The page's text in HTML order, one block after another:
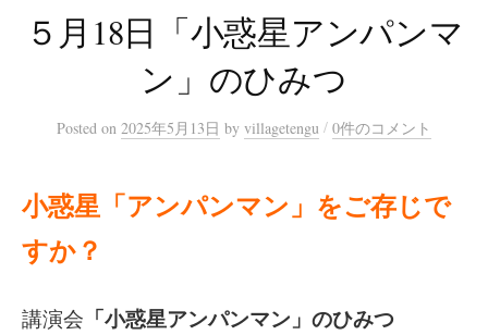
５月18日「小惑星アンパンマ
ン」のひみつ
Posted on 2025年5月13日 by villagetengu / 0件のコメント
小惑星「アンパンマン」をご存じで
すか？
講演会 「小惑星アンパンマン」のひみつ